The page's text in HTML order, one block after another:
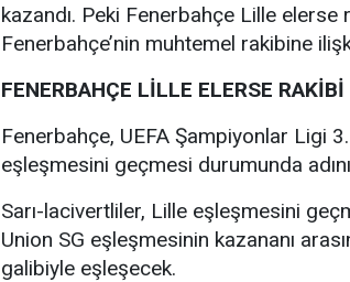
kazandı. Peki Fenerbahçe Lille elerse
Fenerbahçe’nin muhtemel rakibine
FENERBAHÇE LİLLE ELERSE
Fenerbahçe, UEFA Şampiyonlar Ligi
eşleşmesini geçmesi durumunda
Sarı-lacivertliler, Lille eşleşmesini
Union SG eşleşmesinin kazananı
galibiyle eşleşecek.